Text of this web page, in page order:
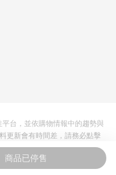
商品已停售
台，並依購物情報中的趨勢與
更新會有時間差，請務必點擊
，一切資訊以合作廠商網頁為